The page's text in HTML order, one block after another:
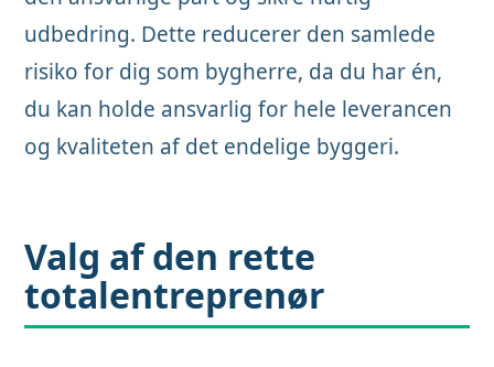
udbedring. Dette reducerer den samlede
risiko for dig som bygherre, da du har én,
du kan holde ansvarlig for hele leverancen
og kvaliteten af det endelige byggeri.
Valg af den rette
totalentreprenør